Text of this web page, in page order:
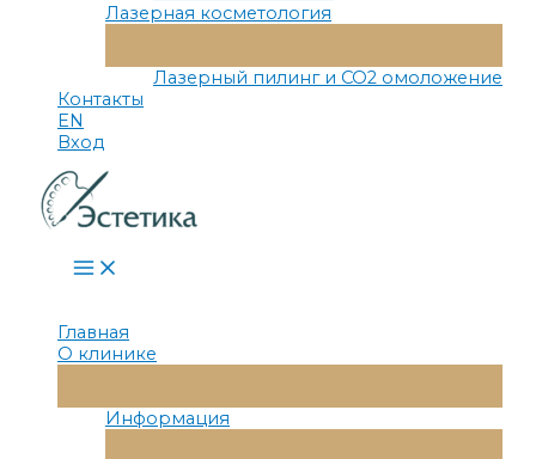
Лазерная косметология
Меню
Лазерный пилинг и СО2 омоложение
Контакты
EN
Вход
Main
Menu
Главная
О клинике
Меню
Информация